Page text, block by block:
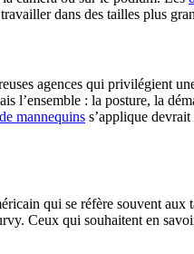
dans des tailles plus
agences qui privilégient
l’ensemble : la posture, la
mannequins s’applique devrait
qui se réfère souvent aux
Ceux qui souhaitent en